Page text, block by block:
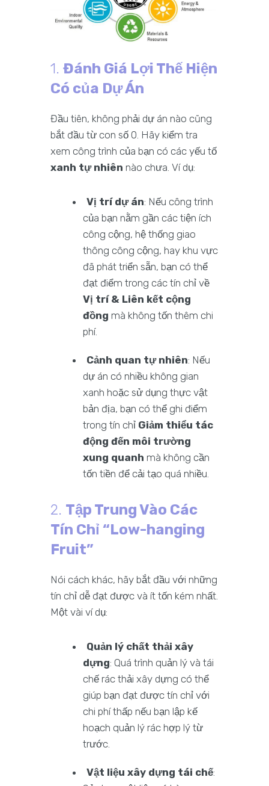
1. Đánh Giá Lợi Thế Hiện
Có của Dự Án
Đầu tiên, không phải dự án nào cũng
bắt đầu từ con số 0. Hãy kiểm tra
xem công trình của bạn có các yếu tố
xanh tự nhiên nào chưa. Ví dụ:
Vị trí dự án: Nếu công trình
của bạn nằm gần các tiện ích
công cộng, hệ thống giao
thông công cộng, hay khu vực
đã phát triển sẵn, bạn có thể
đạt điểm trong các tín chỉ về
Vị trí & Liên kết cộng
đồng mà không tốn thêm chi
phí.
Cảnh quan tự nhiên: Nếu
dự án có nhiều không gian
xanh hoặc sử dụng thực vật
bản địa, bạn có thể ghi điểm
trong tín chỉ Giảm thiểu tác
động đến môi trường
xung quanh mà không cần
tốn tiền để cải tạo quá nhiều.
2. Tập Trung Vào Các
Tín Chỉ “Low-hanging
Fruit”
Nói cách khác, hãy bắt đầu với những
tín chỉ dễ đạt được và ít tốn kém nhất.
Một vài ví dụ:
Quản lý chất thải xây
dựng: Quá trình quản lý và tái
chế rác thải xây dựng có thể
giúp bạn đạt được tín chỉ với
chi phí thấp nếu bạn lập kế
hoạch quản lý rác hợp lý từ
trước.
Vật liệu xây dựng tái chế: